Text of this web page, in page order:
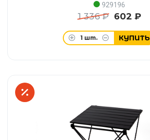
929196
1 336 ₽ 602 ₽
1 шт. КУПИТЬ